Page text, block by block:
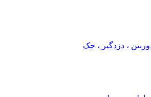
، دزدگیر ، جک